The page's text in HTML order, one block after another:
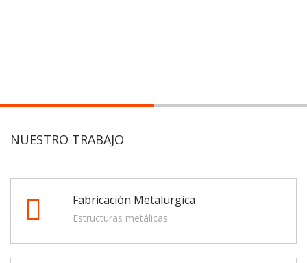
NUESTRO TRABAJO
Fabricación Metalurgica
Estructuras metálicas